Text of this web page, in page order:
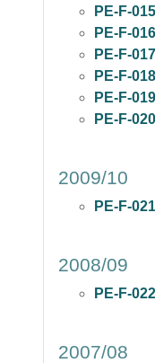
PE-F-015
PE-F-016
PE-F-017
PE-F-018
PE-F-019
PE-F-020
2009/10
PE-F-021
2008/09
PE-F-022
2007/08